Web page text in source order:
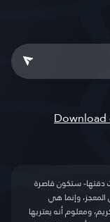
دقتها- ستكون قاصرة
المعجز، وإنما هي
ومعلوم أنه يعتريها